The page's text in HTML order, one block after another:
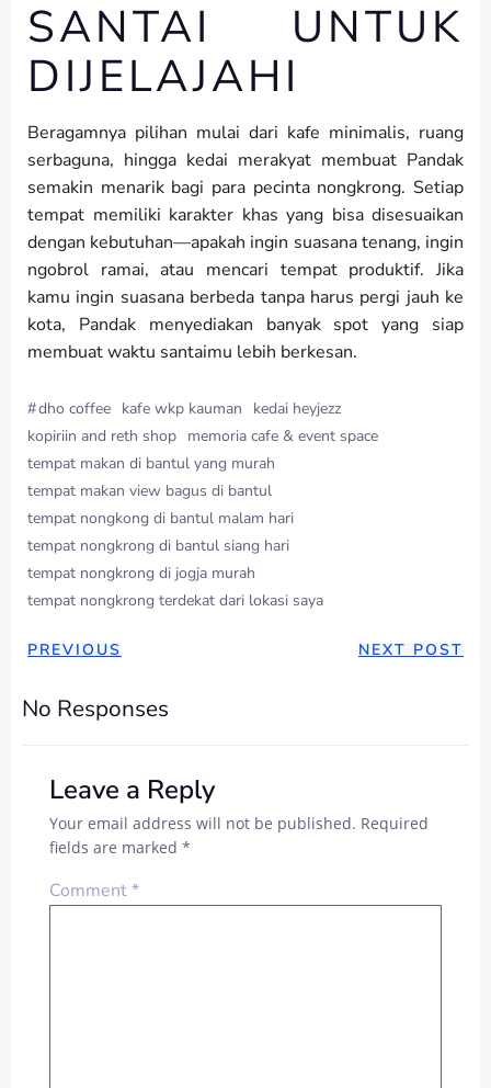
SANTAI UNTUK
DIJELAJAHI
Beragamnya pilihan mulai dari kafe minimalis, ruang
serbaguna, hingga kedai merakyat membuat Pandak
semakin menarik bagi para pecinta nongkrong. Setiap
tempat memiliki karakter khas yang bisa disesuaikan
dengan kebutuhan—apakah ingin suasana tenang, ingin
ngobrol ramai, atau mencari tempat produktif. Jika
kamu ingin suasana berbeda tanpa harus pergi jauh ke
kota, Pandak menyediakan banyak spot yang siap
membuat waktu santaimu lebih berkesan.
#dho coffee kafe wkp kauman
kedai heyjezz
kopiriin and reth shop memoria cafe & event space
tempat makan di bantul yang murah
tempat makan view bagus di bantul
tempat nongkong di bantul malam hari
tempat nongkrong di bantul siang hari
tempat nongkrong di jogja murah
tempat nongkrong terdekat dari lokasi saya
POST
NAVIGATION
PREVIOUS
POSTNEXT POST
No Responses
Leave a Reply
Your email address will not be published. Required
fields are marked *
Comment*